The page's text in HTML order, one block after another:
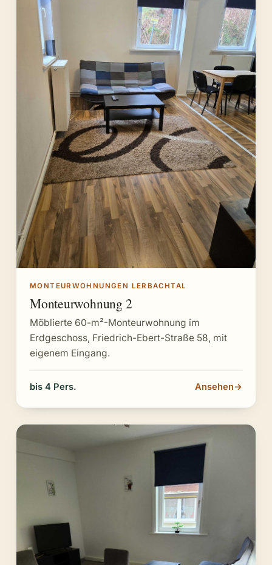
MONTEURWOHNUNGEN LERBACHTAL
Monteurwohnung 2
Möblierte 60-m²-Monteurwohnung im
Erdgeschoss, Friedrich-Ebert-Straße 58, mit
eigenem Eingang.
bis 4 Pers. Ansehen→